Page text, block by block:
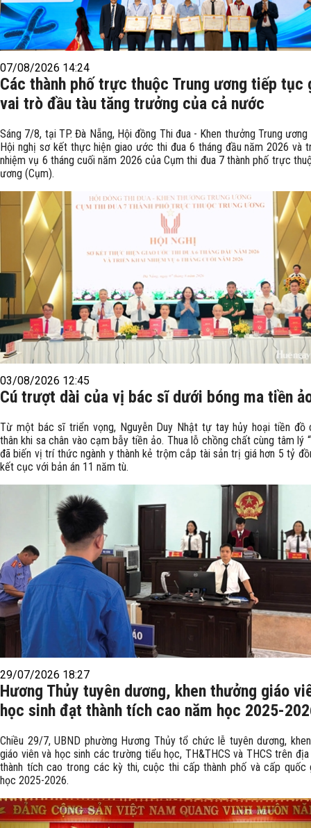
07/08/2026 14:24
Các thành phố trực thuộc Trung ương tiếp tục
vai trò đầu tàu tăng trưởng của cả nước
Sáng 7/8, tại TP. Đà Nẵng, Hội đồng Thi đua - Khen thưởng Trung
Hội nghị sơ kết thực hiện giao ước thi đua 6 tháng đầu năm 2026 và
nhiệm vụ 6 tháng cuối năm 2026 của Cụm thi đua 7 thành phố trực
ương (Cụm).
03/08/2026 12:45
Cú trượt dài của vị bác sĩ dưới bóng ma tiền
Từ một bác sĩ triển vọng, Nguyễn Duy Nhật tự tay hủy hoại tiền đồ
thân khi sa chân vào cạm bẫy tiền ảo. Thua lỗ chồng chất cùng tâm lý
đã biến vị trí thức ngành y thành kẻ trộm cắp tài sản trị giá hơn 5 tỷ
kết cục với bản án 11 năm tù.
29/07/2026 18:27
Hương Thủy tuyên dương, khen thưởng giáo
học sinh đạt thành tích cao năm học 2025-
Chiều 29/7, UBND phường Hương Thủy tổ chức lễ tuyên dương,
giáo viên và học sinh các trường tiểu học, TH&THCS và THCS trên
thành tích cao trong các kỳ thi, cuộc thi cấp thành phố và cấp quốc
học 2025-2026.